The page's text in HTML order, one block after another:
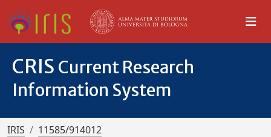
CRIS Current Research
Information System
IRIS 11585/914012